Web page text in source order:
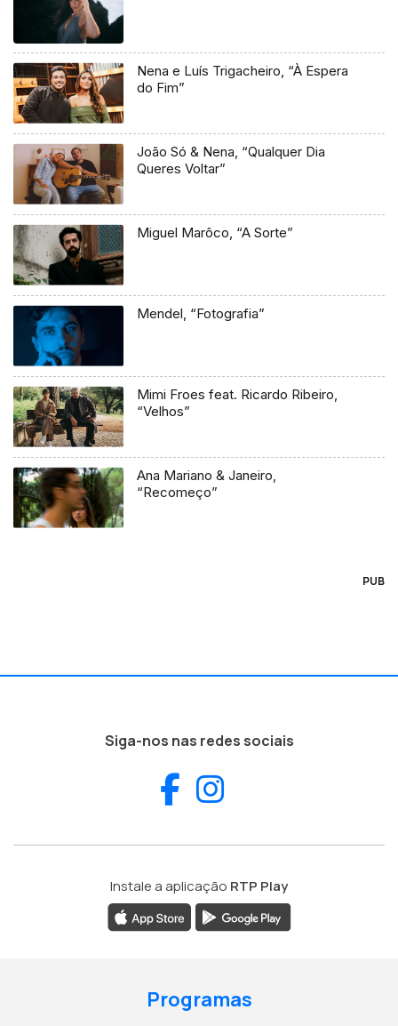
Nena e Luís Trigacheiro, “À Espera
do Fim”
João Só & Nena, “Qualquer Dia
Queres Voltar”
Miguel Marôco, “A Sorte”
Mendel, “Fotografia”
Mimi Froes feat. Ricardo Ribeiro,
“Velhos”
Ana Mariano & Janeiro,
“Recomeço”
PUB
Siga-nos nas redes sociais
Facebook
Instale a aplicação RTP Play
Programas